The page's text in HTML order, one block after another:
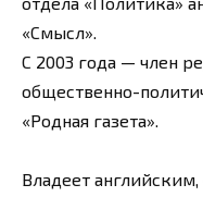
«Смысл».
С 2003 года — член
общественно-
«Родная газета».
Владеет